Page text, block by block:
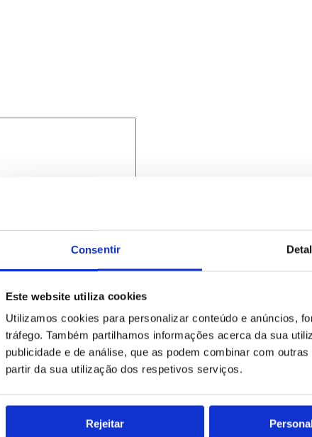
Consentir
Este website utiliza cookies
Utilizamos cookies para personalizar conteúdo e anúncios,
tráfego. Também partilhamos informações acerca da sua
publicidade e de análise, que as podem combinar com
partir da sua utilização dos respetivos serviços.
Rejeitar
sejam guardados em base de dados para tratamento deste contacto,